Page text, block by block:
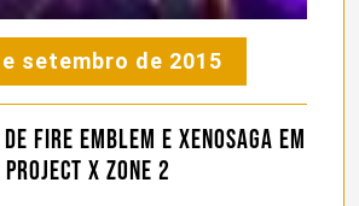
setembro de 2015
Fire Emblem e Xenosaga em
Project X Zone 2